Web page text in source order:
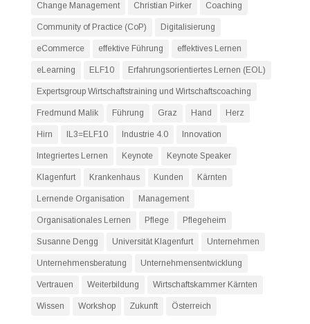
Change Management Christian Pirker Coaching
Community of Practice (CoP) Digitalisierung
eCommerce effektive Führung effektives Lernen
eLearning ELF10 Erfahrungsorientiertes Lernen (EOL)
Expertsgroup Wirtschaftstraining und Wirtschaftscoaching
Fredmund Malik Führung Graz Hand Herz
Hirn IL3=ELF10 Industrie 4.0 Innovation
Integriertes Lernen Keynote Keynote Speaker
Klagenfurt Krankenhaus Kunden Kärnten
Lernende Organisation Management
Organisationales Lernen Pflege Pflegeheim
Susanne Dengg Universität Klagenfurt Unternehmen
Unternehmensberatung Unternehmensentwicklung
Vertrauen Weiterbildung Wirtschaftskammer Kärnten
Wissen Workshop Zukunft Österreich